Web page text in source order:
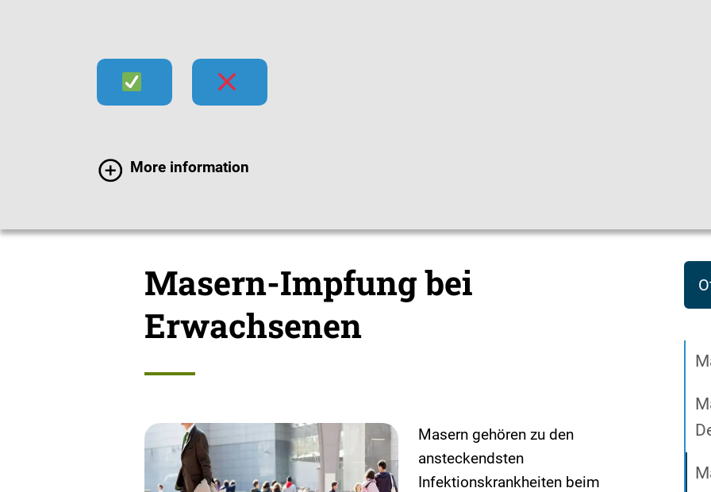
More information
Impfen
Masern-Impfung bei
Erwachsenen
Masern gehören zu den
ansteckendsten
Infektionskrankheiten beim